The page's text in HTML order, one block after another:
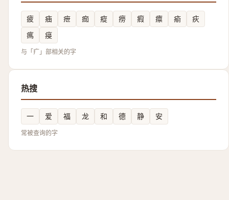
疲 㾄 疶 痂 瘲 痨 瘕 癝 瘉
疢
㾺
㾛
与「疒」部相关的字
热搜
一 爱 福 龙 和 德 静 安
常被查询的字